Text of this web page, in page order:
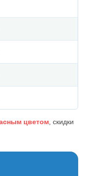
цветом , скидки